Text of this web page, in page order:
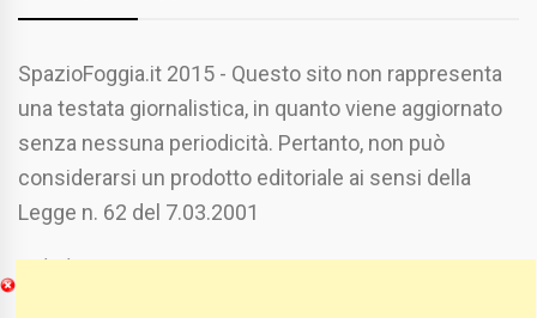
SpazioFoggia.it 2015 - Questo sito non rappresenta
una testata giornalistica, in quanto viene aggiornato
senza nessuna periodicità. Pertanto, non può
considerarsi un prodotto editoriale ai sensi della
Legge n. 62 del 7.03.2001
Chi Siamo